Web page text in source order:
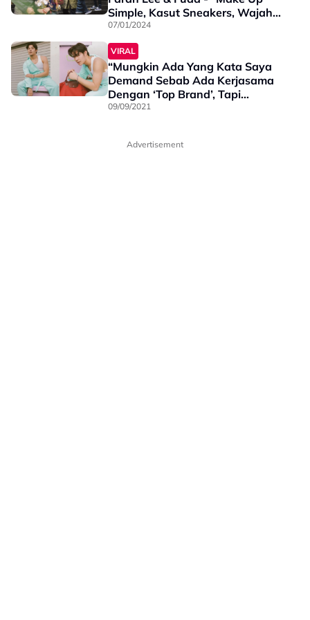
Simple, Kasut Sneakers, Wajah
Pun Iras"
07/01/2024
VIRAL
“Mungkin Ada Yang Kata Saya
Demand Sebab Ada Kerjasama
Dengan ‘Top Brand’, Tapi
Sebenarnya…” - Meerqeen
09/09/2021
Advertisement